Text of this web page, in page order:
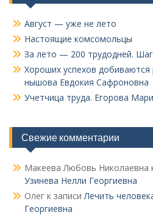
Август — уже не лето
Настоящие комсомольцы
За лето — 200 трудодней.
Хороших успехов
нышова Евдокия Сафроновна
Учетчица труда. Его­рова
Свежие комментарии
Макеева Любовь Николаевна
Узинева Нелли Георгиевна
Олег к записи Лечить
Георгиевна